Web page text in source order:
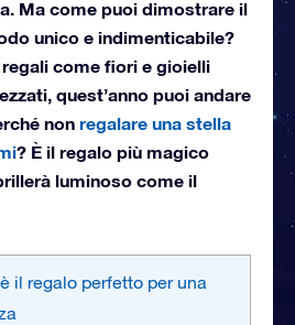
Ma come puoi dimostrare il
unico e indimenticabile?
come fiori e gioielli
quest’anno puoi andare
non regalare una stella
? È il regalo più magico
luminoso come il
il regalo perfetto per una